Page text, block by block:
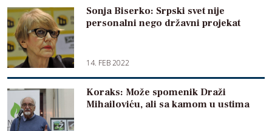
Sonja Biserko: Srpski svet nije
personalni nego državni projekat
14. FEB 2022
Koraks: Može spomenik Draži
Mihailoviću, ali sa kamom u ustima